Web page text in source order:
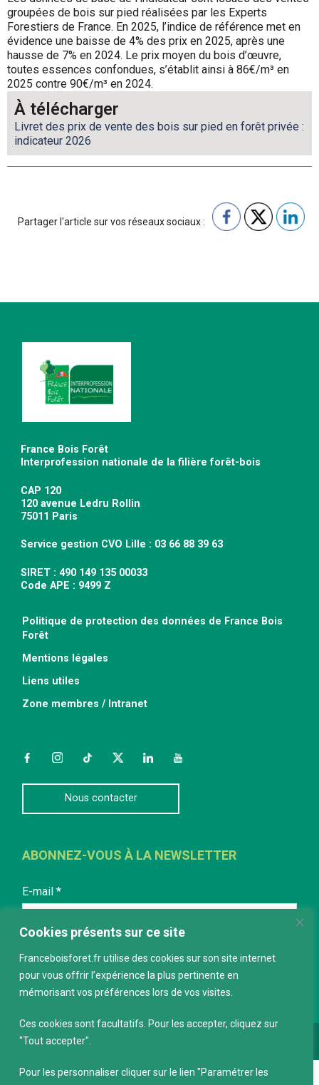
Cookies présents sur ce site
Franceboisforet.fr utilise des cookies sur son site internet
pour vous offrir l’expérience la plus pertinente en
mémorisant vos préférences lors de vos visites.
Ces cookies sont facultatifs. Pour les accepter, cliquez sur
"Tout accepter".
Pour les personnaliser cliquer sur le lien "Paramétrer les
groupées de bois sur pied réalisées par les Experts
Forestiers de France. En 2025, l’indice de référence met en
évidence une baisse de 4% des prix en 2025, après une
hausse de 7% en 2024. Le prix moyen du bois d’œuvre,
toutes essences confondues, s’établit ainsi à 86€/m³ en
2025 contre 90€/m³ en 2024.
À télécharger
Livret des prix de vente des bois sur pied en forêt privée :
indicateur 2026
Partager l'article sur vos réseaux sociaux :
France Bois Forêt
Interprofession nationale de la filière forêt-bois
CAP 120
120 avenue Ledru Rollin
75011 Paris
Service gestion CVO Lille : 03 66 88 39 63
SIRET : 490 149 135 00033
Code APE : 9499 Z
Politique de protection des données de France Bois
Forêt
Mentions légales
Liens utiles
Zone membres / Intranet
FacebookInstagramTikTokTwitterLinkedInYouTube
Nous contacter
ABONNEZ-VOUS À LA NEWSLETTER
E-mail *